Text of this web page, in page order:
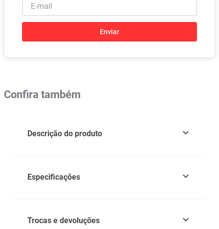
Enviar
Confira também
Descrição do produto
Especificações
Trocas e devoluções